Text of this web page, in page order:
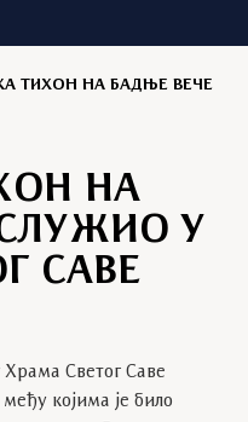
ТИХОН НА БАДЊЕ ВЕЧЕ
НА
У
САВЕ
Светог Саве
којима је било